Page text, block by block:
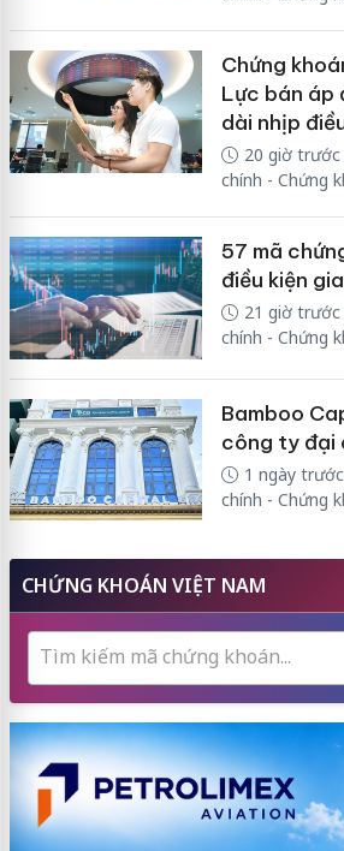
Chứng
Lực bán áp
dài nhịp
20 giờ trước
chính - Chứng
57 mã
điều kiện
21 giờ trước
chính - Chứng
Bamboo
công ty đại
1 ngày trước
chính - Chứng
CHỨNG KHOÁN VIỆT NAM
Tìm kiếm mã chứng khoán...